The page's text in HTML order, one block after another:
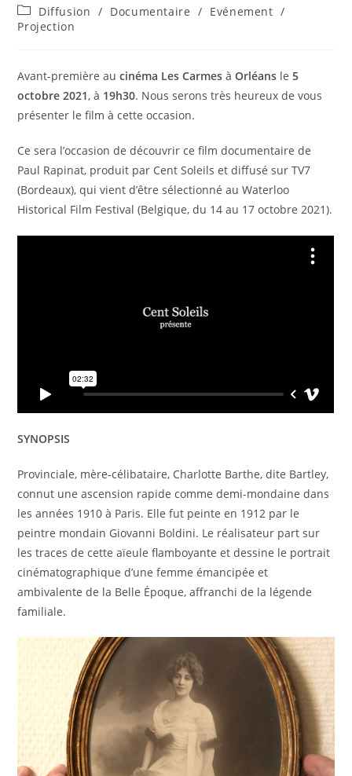
de
la
publication :
publiée :
Post
category:
Diffusion / Documentaire / Evénement /
Projection
Avant-première aucinéma Les Carmes àOrléans le5
octobre 2021, à 19h30. Nous serons très heureux de vous
présenter le film à cette occasion.
Ce sera l’occasion de découvrir ce film documentaire de
Paul Rapinat, produit par Cent Soleils et diffusé sur TV7
(Bordeaux), qui vient d’être sélectionné au Waterloo
Historical Film Festival (Belgique, du 14 au 17 octobre 2021).
SYNOPSIS
Provinciale, mère-célibataire, Charlotte Barthe, dite Bartley,
connut une ascension rapide comme demi-mondaine dans
les années 1910 à Paris. Elle fut peinte en 1912 par le
peintre mondain Giovanni Boldini. Le réalisateur part sur
les traces de cette aïeule flamboyante et dessine le portrait
cinématographique d’une femme émancipée et
ambivalente de la Belle Époque, affranchi de la légende
familiale.